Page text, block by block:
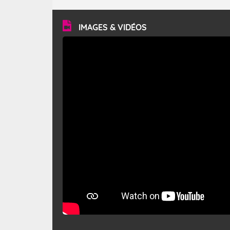
vitesse moyenne de 50 km/h et atteindre 80 à 100 km/h
en rafales, parfois davantage. Il parcourt la basse vallée
du Rhône et la Provence et envahit le littoral
méditerranéen à partir de la Camargue.
IMAGES & VIDÉOS